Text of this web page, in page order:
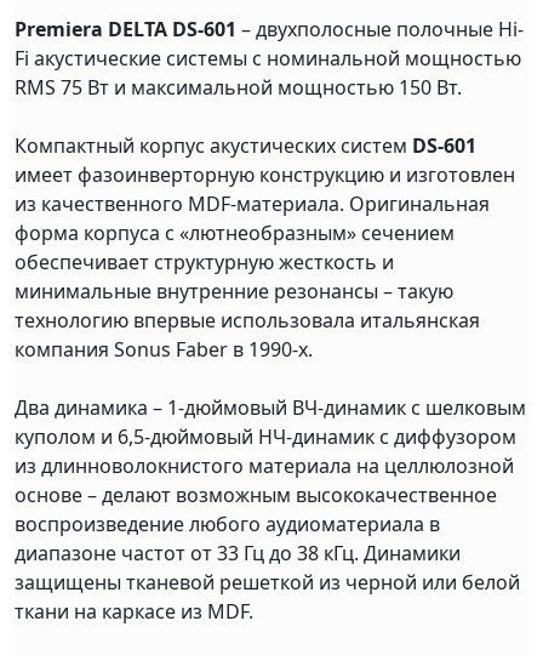
Premiera DELTA DS-601 – двухполосные полочные Hi-
Fi акустические системы с номинальной мощностью
RMS 75 Вт и максимальной мощностью 150 Вт.
Компактный корпус акустических систем DS-601
имеет фазоинверторную конструкцию и изготовлен
из качественного MDF-материала. Оригинальная
форма корпуса с «лютнеобразным» сечением
обеспечивает структурную жесткость и
минимальные внутренние резонансы – такую
технологию впервые использовала итальянская
компания Sonus Faber в 1990-х.
Два динамика – 1-дюймовый ВЧ-динамик с шелковым
куполом и 6,5-дюймовый НЧ-динамик с диффузором
из длинноволокнистого материала на целлюлозной
основе – делают возможным высококачественное
воспроизведение любого аудиоматериала в
диапазоне частот от 33 Гц до 38 кГц. Динамики
защищены тканевой решеткой из черной или белой
ткани на каркасе из MDF.